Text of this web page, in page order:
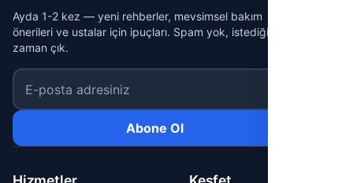
Ayda 1-2 kez — yeni rehberler, mevsimsel bakım
önerileri ve ustalar için ipuçları. Spam yok, istediğin
zaman çık.
E-posta adresiniz
Abone Ol